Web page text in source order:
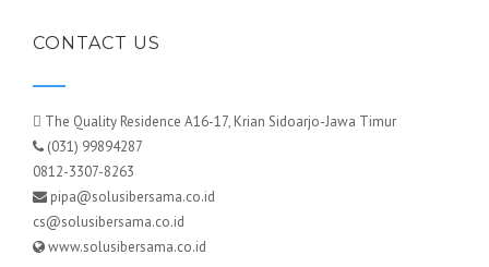
CONTACT US
The Quality Residence A16-17, Krian Sidoarjo-Jawa Timur
(031) 99894287
0812-3307-8263
pipa@solusibersama.co.id
cs@solusibersama.co.id
www.solusibersama.co.id